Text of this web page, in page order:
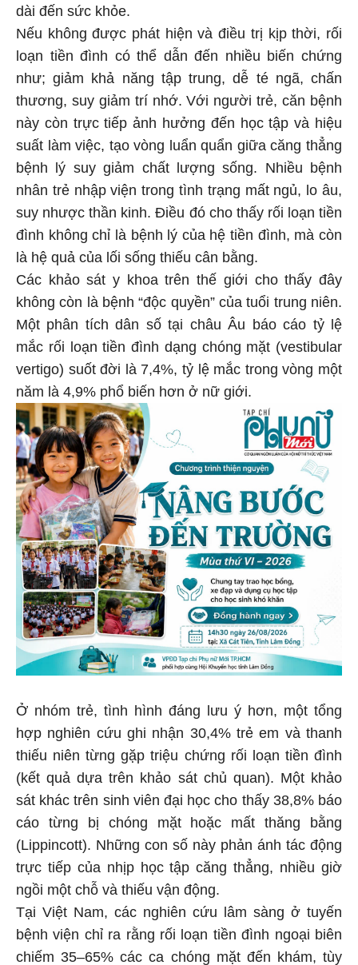
dài đến sức khỏe.
Nếu không được phát hiện và điều trị kịp thời, rối
loạn tiền đình có thể dẫn đến nhiều biến chứng
như; giảm khả năng tập trung, dễ té ngã, chấn
thương, suy giảm trí nhớ. Với người trẻ, căn bệnh
này còn trực tiếp ảnh hưởng đến học tập và hiệu
suất làm việc, tạo vòng luẩn quẩn giữa căng thẳng
bệnh lý suy giảm chất lượng sống. Nhiều bệnh
nhân trẻ nhập viện trong tình trạng mất ngủ, lo âu,
suy nhược thần kinh. Điều đó cho thấy rối loạn tiền
đình không chỉ là bệnh lý của hệ tiền đình, mà còn
là hệ quả của lối sống thiếu cân bằng.
Các khảo sát y khoa trên thế giới cho thấy đây
không còn là bệnh “độc quyền” của tuổi trung niên.
Một phân tích dân số tại châu Âu báo cáo tỷ lệ
mắc rối loạn tiền đình dạng chóng mặt (vestibular
vertigo) suốt đời là 7,4%, tỷ lệ mắc trong vòng một
năm là 4,9% phổ biến hơn ở nữ giới.
Ở nhóm trẻ, tình hình đáng lưu ý hơn, một tổng
hợp nghiên cứu ghi nhận 30,4% trẻ em và thanh
thiếu niên từng gặp triệu chứng rối loạn tiền đình
(kết quả dựa trên khảo sát chủ quan). Một khảo
sát khác trên sinh viên đại học cho thấy 38,8% báo
cáo từng bị chóng mặt hoặc mất thăng bằng
(Lippincott). Những con số này phản ánh tác động
trực tiếp của nhịp học tập căng thẳng, nhiều giờ
ngồi một chỗ và thiếu vận động.
Tại Việt Nam, các nghiên cứu lâm sàng ở tuyến
bệnh viện chỉ ra rằng rối loạn tiền đình ngoại biên
chiếm 35–65% các ca chóng mặt đến khám, tùy